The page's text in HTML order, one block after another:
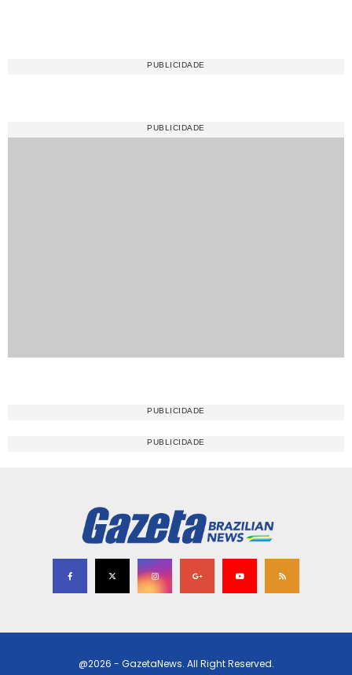
@2026 - GazetaNews. All Right Reserved.